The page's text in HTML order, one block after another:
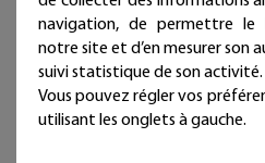
navigation, de permettre le
notre site et d’en mesurer son
suivi statistique de son activité.
Vous pouvez régler vos
utilisant les onglets à gauche.